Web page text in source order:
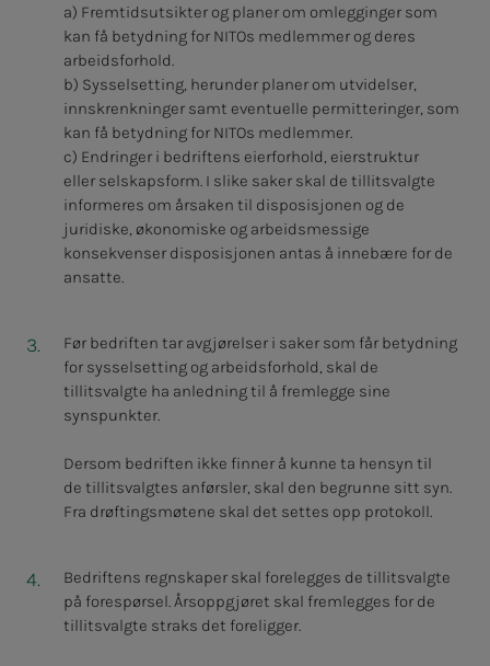
a) Fremtidsutsikter og planer om omlegginger som
kan få betydning for NITOs medlemmer og deres
arbeidsforhold.
b) Sysselsetting, herunder planer om utvidelser,
innskrenkninger samt eventuelle permitteringer, som
kan få betydning for NITOs medlemmer.
c) Endringer i bedriftens eierforhold, eierstruktur
eller selskapsform. I slike saker skal de tillitsvalgte
informeres om årsaken til disposisjonen og de
juridiske, økonomiske og arbeidsmessige
konsekvenser disposisjonen antas å innebære for de
ansatte.
Før bedriften tar avgjørelser i saker som får betydning
for sysselsetting og arbeidsforhold, skal de
tillitsvalgte ha anledning til å fremlegge sine
synspunkter.
Dersom bedriften ikke finner å kunne ta hensyn til
de tillitsvalgtes anførsler, skal den begrunne sitt syn.
Fra drøftingsmøtene skal det settes opp protokoll.
Bedriftens regnskaper skal forelegges de tillitsvalgte
på forespørsel. Årsoppgjøret skal fremlegges for de
tillitsvalgte straks det foreligger.